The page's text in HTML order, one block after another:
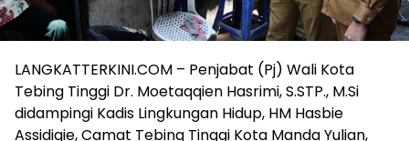
LANGKATTERKINI.COM – Penjabat (Pj) Wali Kota
Tebing Tinggi Dr. Moetaqqien Hasrimi, S.STP., M.Si
didampingi Kadis Lingkungan Hidup, HM Hasbie
Assidiqie, Camat Tebing Tinggi Kota Manda Yulian,